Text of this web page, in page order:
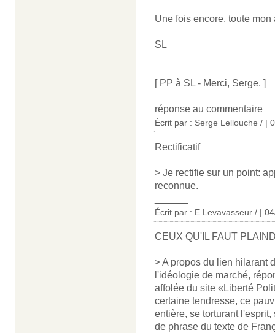
Une fois encore, toute
SL
[ PP à SL - Merci, Serge. ]
réponse au commentaire
Écrit par : Serge Lellouche / |
Rectificatif
> Je rectifie sur un point:
reconnue.
Écrit par : E Levavasseur / |
CEUX QU'IL FAUT
> A propos du lien hilarant
l'idéologie de marché,
affolée du site «Liberté
certaine tendresse, ce
entière, se torturant
de phrase du texte de